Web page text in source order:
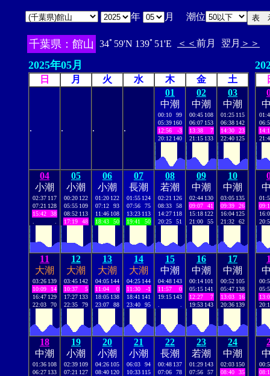
年 月 潮位
千葉県：館山 34ﾟ59'N 139ﾟ51'E ＜＜ 前月 翌月 ＞＞
2025年05月
日 月 火 水 木 金 土
. . . .
01
中潮
00:10
99
05:39 160
12:56
-3
20:12 140
02
中潮
00:45 108
06:07 153
13:38
7
21:15 133
03
中潮
01:25 115
06:38 142
14:30
23
22:40 125
04
小潮
02:37 117
07:21 128
15:42
38
05
小潮
00:20 122
05:55 109
08:52 113
17:19
48
06
小潮
01:20 122
07:12
93
11:46 108
18:43
50
07
長潮
01:55 124
07:56
75
13:23 113
19:41
50
08
若潮
02:21 126
08:33
58
14:27 118
20:25
51
09
中潮
02:44 130
09:07
41
15:18 122
21:00
55
10
中潮
03:05 135
09:39
26
16:04 125
21:32
62
11
大潮
03:26 139
10:09
14
16:47 129
22:03
70
12
大潮
03:45 142
10:37
5
17:27 133
22:35
79
13
大潮
04:05 144
11:04
0
18:05 138
23:07
88
14
大潮
04:25 144
11:30
-1
18:41 141
23:40
95
15
中潮
04:48 143
11:57
0
19:15 143
16
中潮
00:14 101
05:15 141
12:27
7
19:53 143
17
中潮
00:52 105
05:47 138
13:03
16
20:36 139
18
中潮
01:36 108
06:27 133
19
小潮
02:39 109
07:21 127
20
小潮
04:26 105
08:40 120
21
小潮
06:03
94
10:33 115
22
長潮
00:48 137
07:06
78
23
若潮
01:29 143
07:56
57
24
中潮
02:03 150
08:40
35